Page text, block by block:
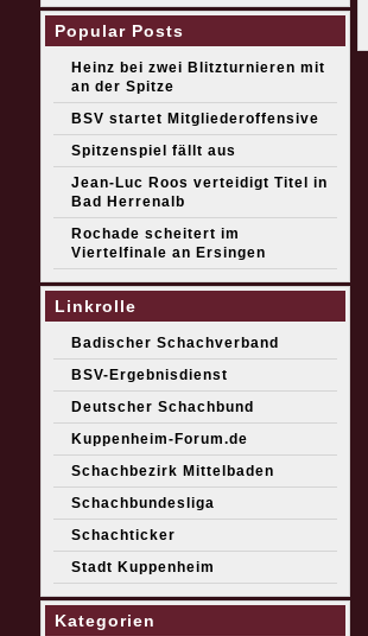
Popular Posts
Heinz bei zwei Blitzturnieren mit
an der Spitze
BSV startet Mitgliederoffensive
Spitzenspiel fällt aus
Jean-Luc Roos verteidigt Titel in
Bad Herrenalb
Rochade scheitert im
Viertelfinale an Ersingen
Linkrolle
Badischer Schachverband
BSV-Ergebnisdienst
Deutscher Schachbund
Kuppenheim-Forum.de
Schachbezirk Mittelbaden
Schachbundesliga
Schachticker
Stadt Kuppenheim
Kategorien